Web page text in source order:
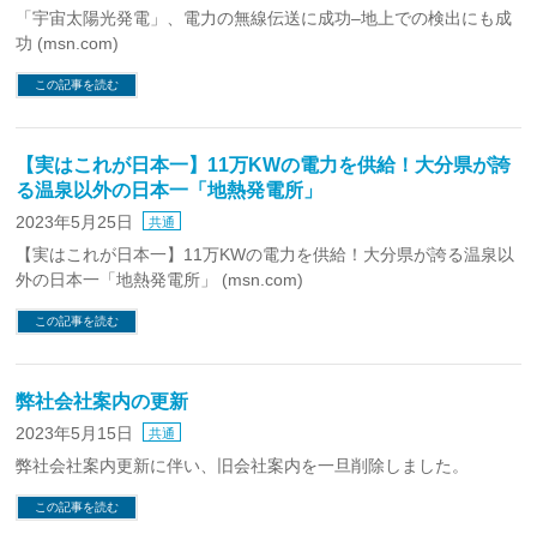
「宇宙太陽光発電」、電力の無線伝送に成功–地上での検出にも成
功 (msn.com)
この記事を読む
【実はこれが日本一】11万KWの電力を供給！大分県が誇
る温泉以外の日本一「地熱発電所」
2023年5月25日 共通
【実はこれが日本一】11万KWの電力を供給！大分県が誇る温泉以
外の日本一「地熱発電所」 (msn.com)
この記事を読む
弊社会社案内の更新
2023年5月15日 共通
弊社会社案内更新に伴い、旧会社案内を一旦削除しました。
この記事を読む